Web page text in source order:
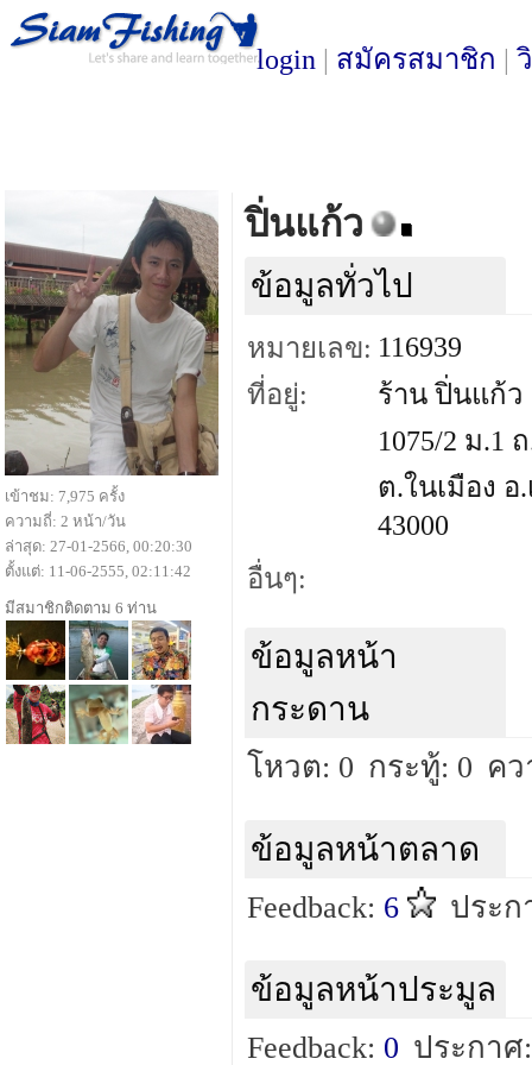
login | สมัครสมาชิก |
ปิ่นแก้ว
ข้อมูลทั่วไป
หมายเลข: 116939
ที่อยู่:
ร้าน ปิ่นแก้ว
1075/2 ม.1
ต.ในเมือง อ
43000
อื่นๆ:
ข้อมูลหน้า
กระดาน
โหวต: 0 กระทู้: 0 ค
ข้อมูลหน้าตลาด
Feedback: 6 ประก
ข้อมูลหน้าประมูล
Feedback: 0 ประกาศ
เข้าชม: 7,975 ครั้ง
ความถี่: 2 หน้า/วัน
ล่าสุด: 27-01-2566, 00:20:30
ตั้งแต่: 11-06-2555, 02:11:42
มีสมาชิกติดตาม 6 ท่าน